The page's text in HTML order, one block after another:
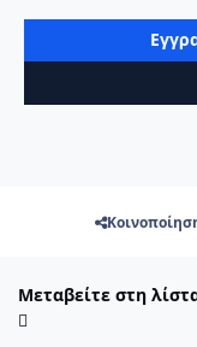
Μεταβείτε στη